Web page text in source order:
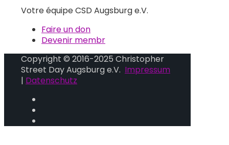
Votre équipe CSD Augsburg e.V.
Faire un don
Devenir membr
Copyright © 2016-2025 Christopher
Street Day Augsburg e.V. Impressum
| Datenschutz